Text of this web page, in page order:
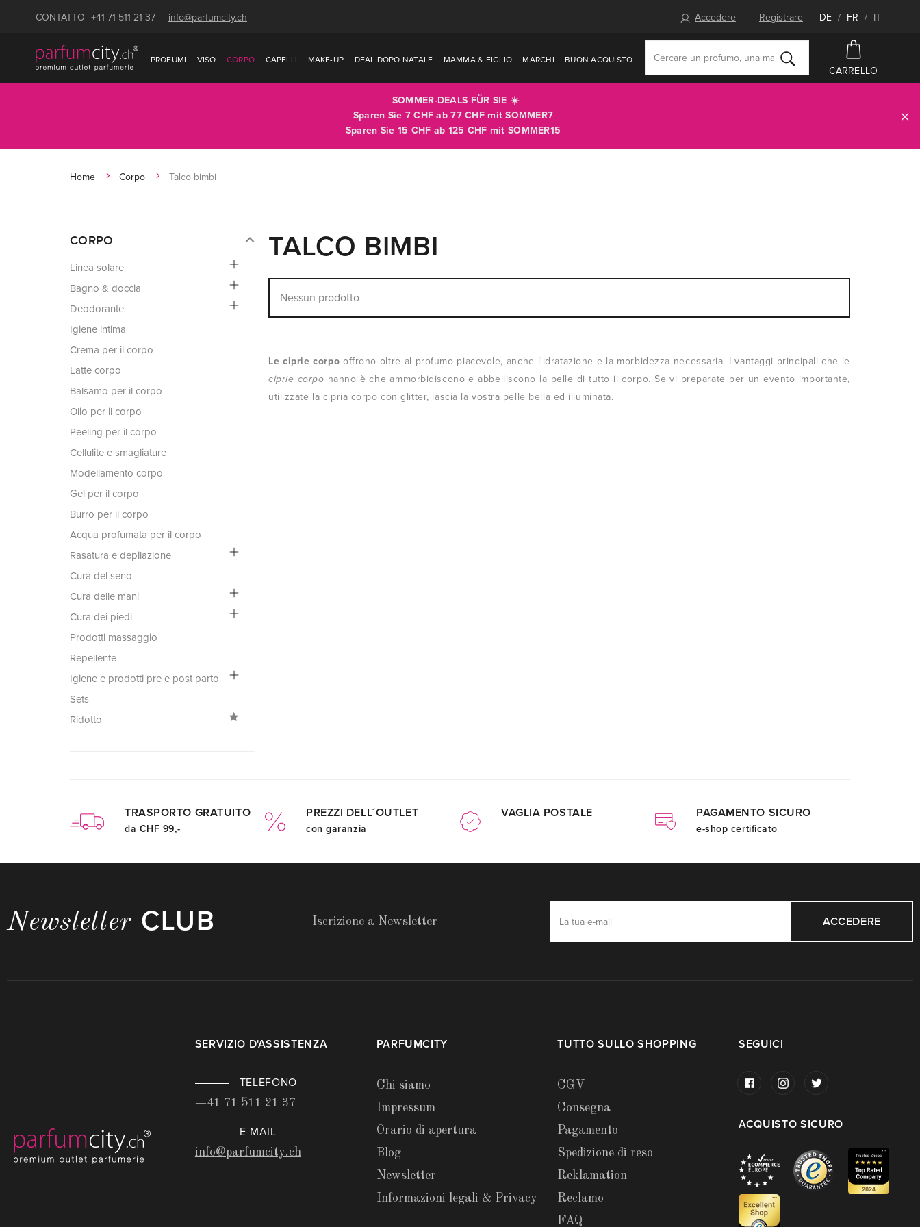
CONTATTO +41 71 511 21 37 info@parfumcity.ch Accedere Registrare DE / FR / IT
PROFUMI VISO CORPO CAPELLI MAKE-UP DEAL DOPO NATALE MAMMA & FIGLIO MARCHI BUON ACQUISTO
CARRELLO
SOMMER-DEALS FÜR SIE ☀️
Sparen Sie 7 CHF ab 77 CHF mitSOMMER7
Sparen Sie 15 CHF ab 125 CHF mit SOMMER15
Home Corpo Talco bimbi
CORPO
Linea solare
Bagno & doccia
Deodorante
Igiene intima
Crema per il corpo
Latte corpo
Balsamo per il corpo
Olio per il corpo
Peeling per il corpo
Cellulite e smagliature
Modellamento corpo
Gel per il corpo
Burro per il corpo
Acqua profumata per il corpo
Rasatura e depilazione
Cura del seno
Cura delle mani
Cura dei piedi
Prodotti massaggio
Repellente
Igiene e prodotti pre e post parto
Sets
Ridotto
TALCO BIMBI
Nessun prodotto
Le ciprie corpo offrono oltre al profumo piacevole, anche l'idratazione e la morbidezza necessaria. I vantaggi principali che le
ciprie corpo hanno è che ammorbidiscono e abbelliscono la pelle di tutto il corpo. Se vi preparate per un evento importante,
utilizzate la cipria corpo con glitter, lascia la vostra pelle bella ed illuminata.
TRASPORTO GRATUITO
da CHF 99,-
PREZZI DELL´OUTLET
con garanzia
VAGLIA POSTALE PAGAMENTO SICURO
e-shop certificato
Newsletter CLUB Iscrizione a Newsletter ACCEDERE
SERVIZIO D'ASSISTENZA
TELEFONO
+41 71 511 21 37
E-MAIL
info@parfumcity.ch
PARFUMCITY
Chi siamo
Impressum
Orario di apertura
Blog
Newsletter
Informazioni legali & Privacy
TUTTO SULLO SHOPPING
CGV
Consegna
Pagamento
Spedizione di reso
Reklamation
Reclamo
FAQ
SEGUICI
ACQUISTO SICURO